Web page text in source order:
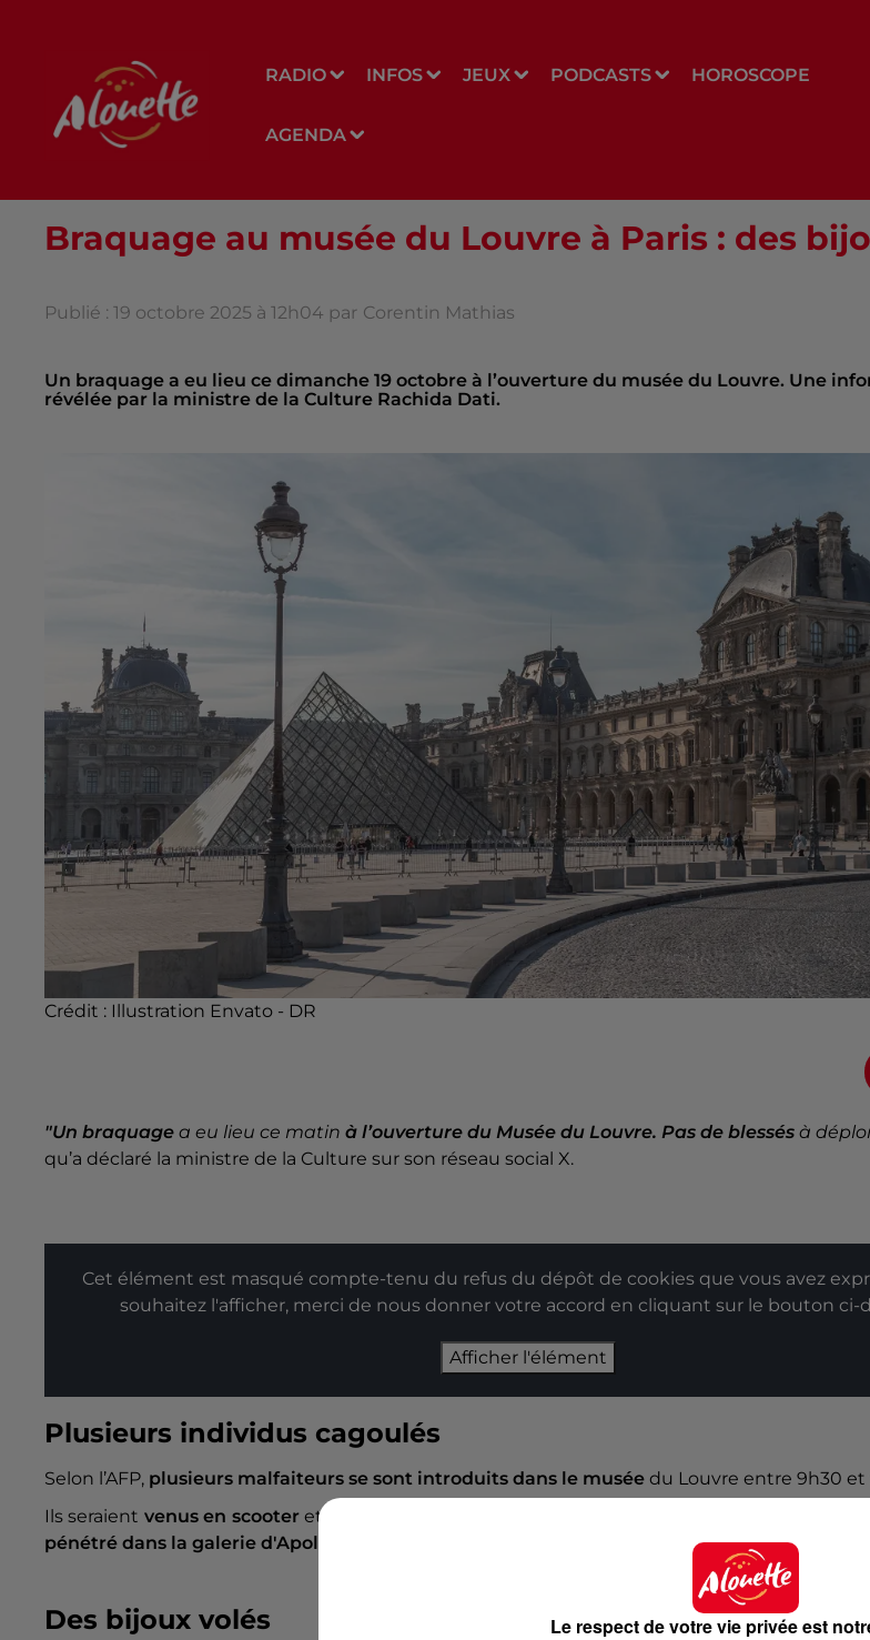
RADIO INFOS JEUX PODCASTS HOROSCOPE
AGENDA
Braquage au musée du Louvre à Paris : des
Publié : 19 octobre 2025 à 12h04 par Corentin Mathias
Un braquage a eu lieu ce dimanche 19 octobre à l’ouverture du musée du Louvre. Une
révélée par la ministre de la Culture Rachida Dati.
Crédit : Illustration Envato - DR
"Un braquage a eu lieu ce matin à l’ouverture du Musée du Louvre. Pas de blessés à
qu’a déclaré la ministre de la Culture sur son réseau social X.
Cet élément est masqué compte-tenu du refus du dépôt de cookies que vous avez
souhaitez l'afficher, merci de nous donner votre accord en cliquant sur le bouton ci-
Afficher l'élément
Plusieurs individus cagoulés
Selon l’AFP, plusieurs malfaiteurs se sont introduits dans le musée du Louvre entre 9h30 et
Ils seraient venus en scooteret ont
pénétré dans la galerie d'Apollon
les joyaux de la
Des bijoux volés Le respect de votre vie privée est